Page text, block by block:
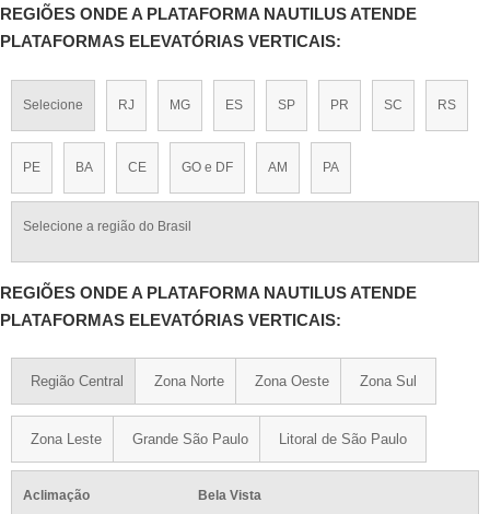
REGIÕES ONDE A PLATAFORMA NAUTILUS ATENDE
PLATAFORMAS ELEVATÓRIAS VERTICAIS:
Selecione RJ MG ES SP PR SC RS
PE BA CE GO e DF AM PA
Selecione a região do Brasil
REGIÕES ONDE A PLATAFORMA NAUTILUS ATENDE
PLATAFORMAS ELEVATÓRIAS VERTICAIS:
Região Central Zona Norte Zona Oeste Zona Sul
Zona Leste Grande São Paulo Litoral de São Paulo
Aclimação
Bela Vista